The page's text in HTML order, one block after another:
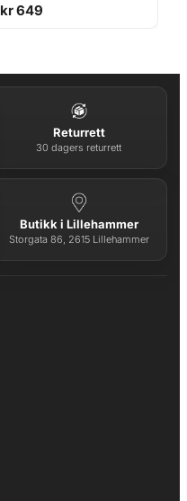
kr649
Returrett
30 dagers returrett
Butikk i Lillehammer
Storgata 86, 2615 Lillehammer